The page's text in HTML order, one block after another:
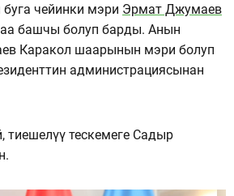
чейинки мэри Эрмат Джумаев
башчы болуп барды. Анын
Каракол шаарынын мэри болуп
администрациясынан
тиешелүү тескемеге Садыр